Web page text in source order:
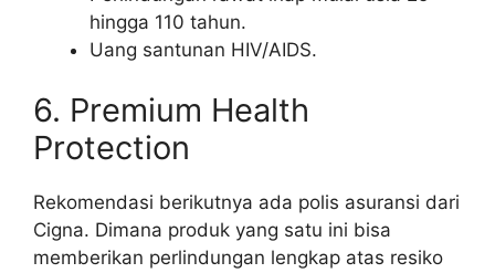
hingga 110 tahun.
Uang santunan HIV/AIDS.
6. Premium Health
Protection
Rekomendasi berikutnya ada polis asuransi dari
Cigna. Dimana produk yang satu ini bisa
memberikan perlindungan lengkap atas resiko